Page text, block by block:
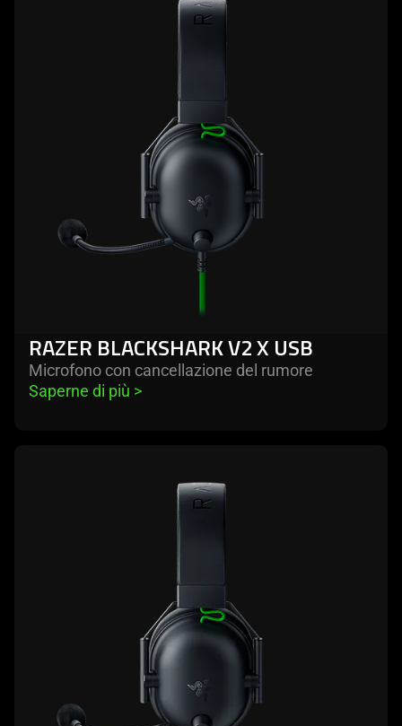
RAZER BLACKSHARK V2 X USB
Microfono con cancellazione del rumore
Saperne di più >